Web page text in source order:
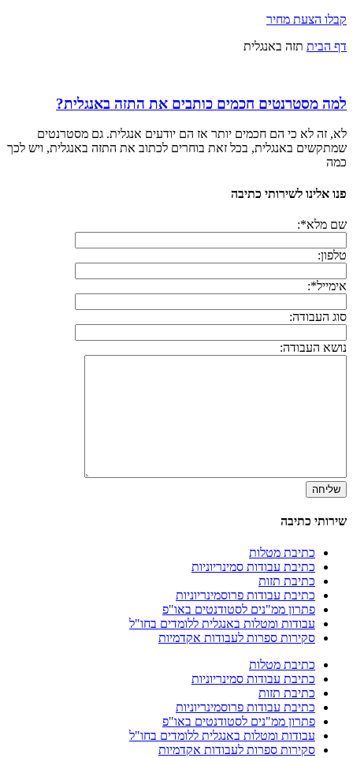
קבלו הצעת מחיר
דף הבית תזה באנגלית
למה מסטרנטים חכמים כותבים את התזה באנגלית?
לא, זה לא כי הם חכמים יותר אז הם יודעים אנגלית. גם מסטרנטים
שמתקשים באנגלית, בכל זאת בוחרים לכתוב את התזה באנגלית, ויש לכך
כמה
פנו אלינו לשירותי כתיבה
שם מלא*:
טלפון:
אימייל*:
סוג העבודה:
נושא העבודה:
שירותי כתיבה
כתיבת מטלות
כתיבת עבודות סמינריוניות
כתיבת תזות
כתיבת עבודות פרוסמינריוניות
פתרון ממ"נים לסטודנטים באו"פ
עבודות ומטלות באנגלית ללומדים בחו"ל
סקירות ספרות לעבודות אקדמיות
כתיבת מטלות
כתיבת עבודות סמינריוניות
כתיבת תזות
כתיבת עבודות פרוסמינריוניות
פתרון ממ"נים לסטודנטים באו"פ
עבודות ומטלות באנגלית ללומדים בחו"ל
סקירות ספרות לעבודות אקדמיות